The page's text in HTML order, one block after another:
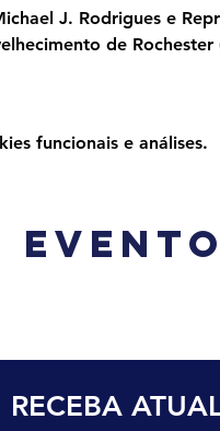
J. Rodrigues e
de Rochester
funcionais e análises.
evento
RECEBA